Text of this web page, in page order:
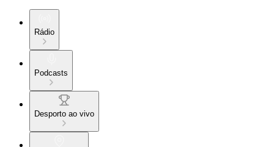
Rádio
Podcasts
Desporto ao vivo